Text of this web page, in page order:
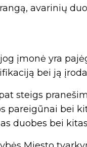
avarinių
įmonė yra
bei ją
steigs
pareigūnai bei
duobes bei